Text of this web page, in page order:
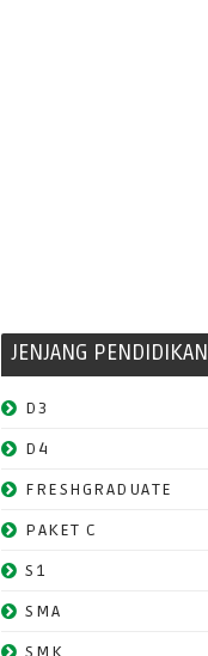
JENJANG PENDIDIKAN
D3
D4
FRESHGRADUATE
PAKET C
S1
SMA
SMK